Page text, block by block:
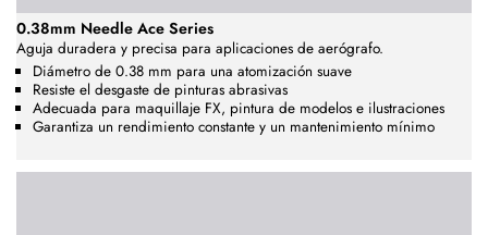
0.38mm Needle Ace Series
Aguja duradera y precisa para aplicaciones de aerógrafo.
Diámetro de 0.38 mm para una atomización suave
Resiste el desgaste de pinturas abrasivas
Adecuada para maquillaje FX, pintura de modelos e ilustraciones
Garantiza un rendimiento constante y un mantenimiento mínimo